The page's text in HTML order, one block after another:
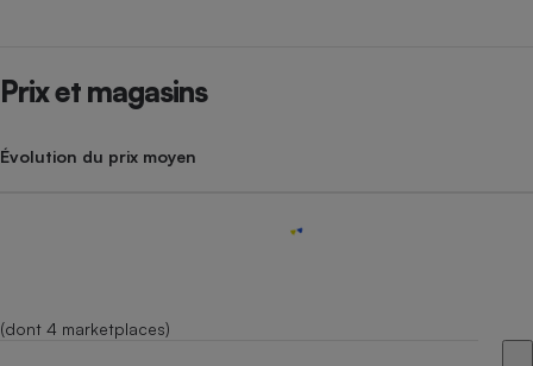
Prix et magasins
Évolution du prix moyen
(dont 4 marketplaces)